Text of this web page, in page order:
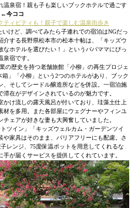
泉宿！親も子も楽しいブックホテルで過ごす
←今ココ
ティビティも！親子で楽しむ温泉街歩き
けど、調べてみたら子連れでの宿泊はNGだっ
する長野県松本市の松本十帖は、「キッズウ
なホテルを選びたい！」というパパママにぴっ
泉宿です。
の歴史を持つ老舗旅館「小柳」の再生プロジェ
」「小柳」という2つのホテルがあり、ブック
、そしてシードル醸造所などを併設。一宿泊施
在がデザインされているのが魅力です。
け流しの露天風呂が付いており、珪藻土仕上
を多用。また各部屋にウェグナーやフィンユ
ェアが好きな妻も大興奮していました。
ツイン」「キッズウェルカム・ガーデンツイ
家具はそのまま、バリアフリーにも配慮。さ
レンジ、75度保温ポットを用意してくれるな
が届くサービスを提供してくれています。